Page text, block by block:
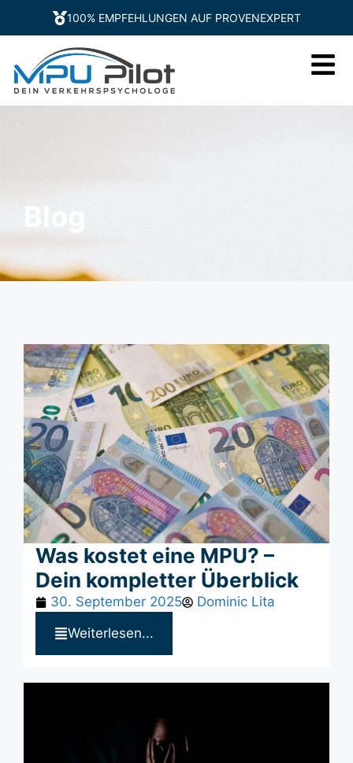
100% EMPFEHLUNGEN AUF PROVENEXPERT
Was kostet eine MPU? –
Dein kompletter Überblick
30. September 2025
Dominic Lita
Weiterlesen...